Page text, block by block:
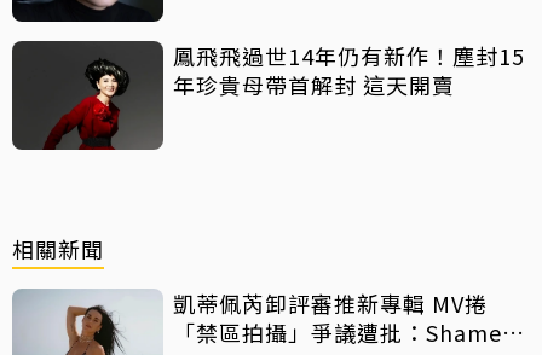
鳳飛飛過世14年仍有新作！塵封15
年珍貴母帶首解封 這天開賣
相關新聞
凱蒂佩芮卸評審推新專輯 MV捲
「禁區拍攝」爭議遭批：Shame